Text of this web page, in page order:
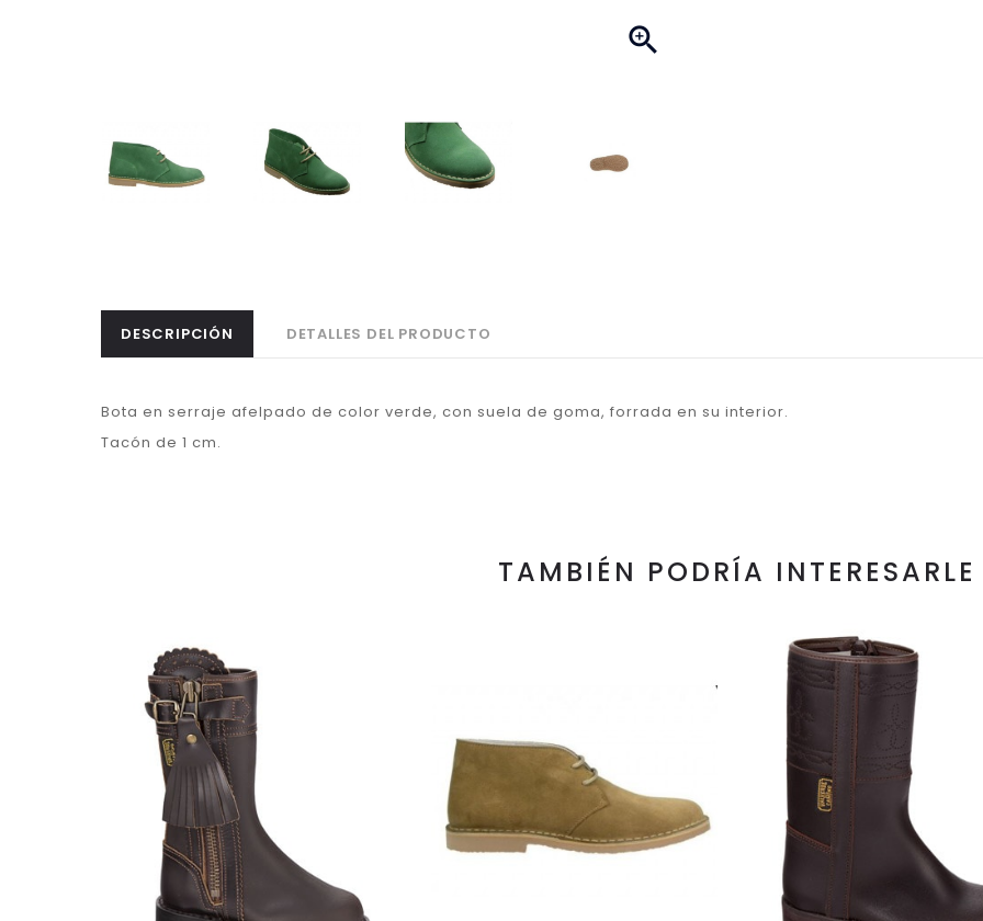

DESCRIPCIÓN DETALLES DEL PRODUCTO
Bota en serraje afelpado de color verde, con suela de goma, forrada en su interior.
Tacón de 1 cm.
TAMBIÉN PODRÍA INTERESARLE